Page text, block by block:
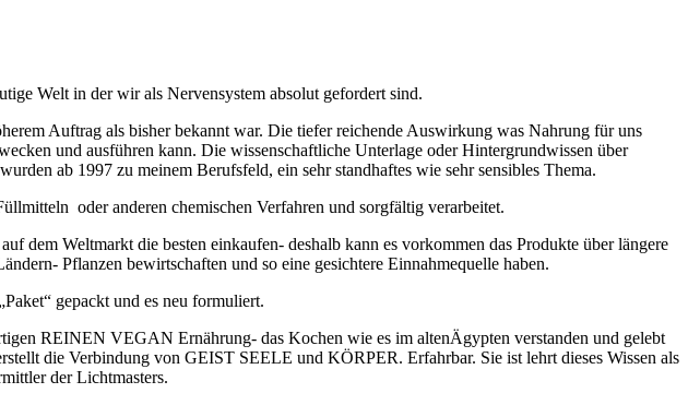
Welt in der wir als Nervensystem absolut gefordert sind.
Auftrag als bisher bekannt war. Die tiefer reichende Auswirkung was Nahrung für uns
und ausführen kann. Die wissenschaftliche Unterlage oder Hintergrundwissen über
ab 1997 zu meinem Berufsfeld, ein sehr standhaftes wie sehr sensibles Thema.
oder anderen chemischen Verfahren und sorgfältig verarbeitet.
dem Weltmarkt die besten einkaufen- deshalb kann es vorkommen das Produkte über längere
Pflanzen bewirtschaften und so eine gesichtere Einnahmequelle haben.
gepackt und es neu formuliert.
REINEN VEGAN Ernährung- das Kochen wie es im altenÄgypten verstanden und gelebt
die Verbindung von GEIST SEELE und KÖRPER. Erfahrbar. Sie ist lehrt dieses Wissen als
der Lichtmasters.